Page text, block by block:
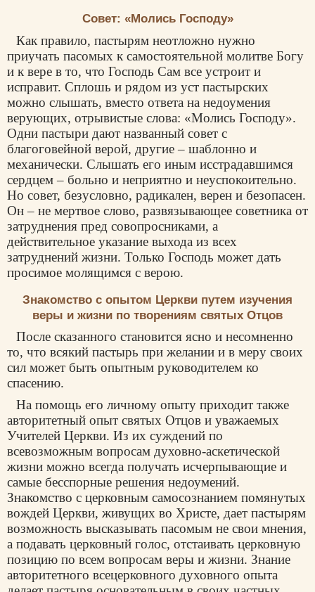
Совет: «Молись Господу»
Как правило, пастырям неотложно нужно
приучать пасомых к самостоятельной молитве Богу
и к вере в то, что Господь Сам все устроит и
исправит. Сплошь и рядом из уст пастырских
можно слышать, вместо ответа на недоумения
верующих, отрывистые слова: «Молись Господу».
Одни пастыри дают названный совет с
благоговейной верой, другие – шаблонно и
механически. Слышать его иным исстрадавшимся
сердцем – больно и неприятно и неуспокоительно.
Но совет, безусловно, радикален, верен и безопасен.
Он – не мертвое слово, развязывающее советника от
затруднения пред совопросниками, а
действительное указание выхода из всех
затруднений жизни. Только Господь может дать
просимое молящимся с верою.
Знакомство с опытом Церкви путем изучения
веры и жизни по творениям святых Отцов
После сказанного становится ясно и несомненно
то, что всякий пастырь при желании и в меру своих
сил может быть опытным руководителем ко
спасению.
На помощь его личному опыту приходит также
авторитетный опыт святых Отцов и уважаемых
Учителей Церкви. Из их суждений по
всевозможным вопросам духовно-аскетической
жизни можно всегда получать исчерпывающие и
самые бесспорные решения недоумений.
Знакомство с церковным самосознанием помянутых
вождей Церкви, живущих во Христе, дает пастырям
возможность высказывать пасомым не свои мнения,
а подавать церковный голос, отстаивать церковную
позицию по всем вопросам веры и жизни. Знание
авторитетного всецерковного духовного опыта